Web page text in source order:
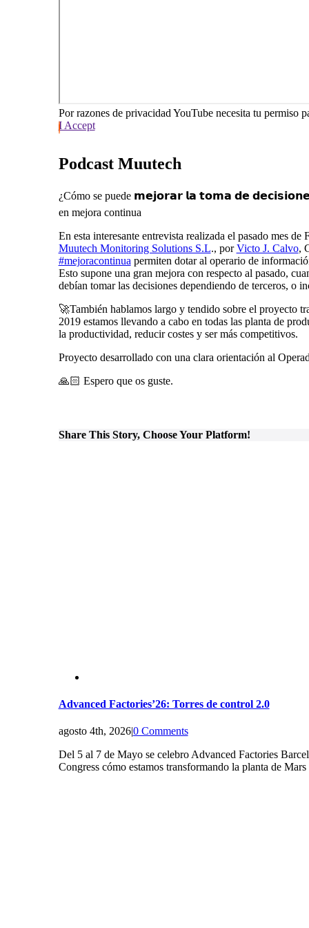
Por razones de privacidad YouTube necesita tu permiso
I Accept
Podcast Muutech
¿Cómo se puede 𝗺𝗲𝗷𝗼𝗿𝗮𝗿 𝗹𝗮 𝘁𝗼𝗺𝗮 𝗱𝗲
en mejora continua
En esta interesante entrevista realizada el pasado mes
Muutech Monitoring Solutions S.L., porVicto J. Calvo,
#mejoracontinua permiten dotar al operario de
Esto supone una gran mejora con respecto al pasado,
debían tomar las decisiones dependiendo de terceros, o
🚀También hablamos largo y tendido sobre el proyecto
2019 estamos llevando a cabo en todas las planta de
la productividad, reducir costes y ser más competitivos.
Proyecto desarrollado con una clara orientación al
🙏🏻 Espero que os guste.
Share This Story, Choose Your Platform!
Advanced Factories’26: Torres de control 2.0
agosto 4th, 2026|0 Comments
Del 5 al 7 de Mayo se celebro Advanced Factories
Congress cómo estamos transformando la planta de